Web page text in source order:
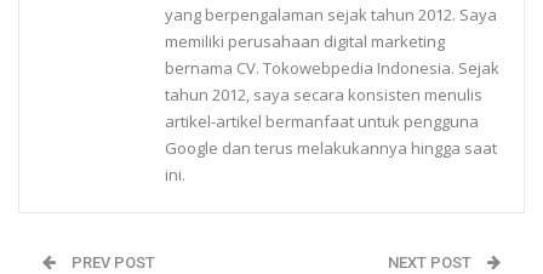
yang berpengalaman sejak tahun 2012. Saya
memiliki perusahaan digital marketing
bernama CV. Tokowebpedia Indonesia. Sejak
tahun 2012, saya secara konsisten menulis
artikel-artikel bermanfaat untuk pengguna
Google dan terus melakukannya hingga saat
ini.
PREV POST NEXT POST